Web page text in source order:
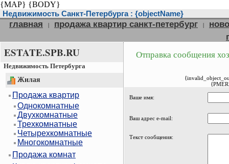
{MAP} {BODY}
Недвижимость Санкт-Петербурга : {objectName}
главная | продажа квартир санкт-петербург |
ESTATE.SPB.RU
Недвижимость Петербурга
Жилая
Продажа квартир
Однокомнатные
Двухкомнатные
Трехкомнатные
Четырехкомнатные
Многокомнатные
Продажа комнат
Отправка сообщения
Ваше имя:
Ваш адрес e-mail:
Текст сообщения: